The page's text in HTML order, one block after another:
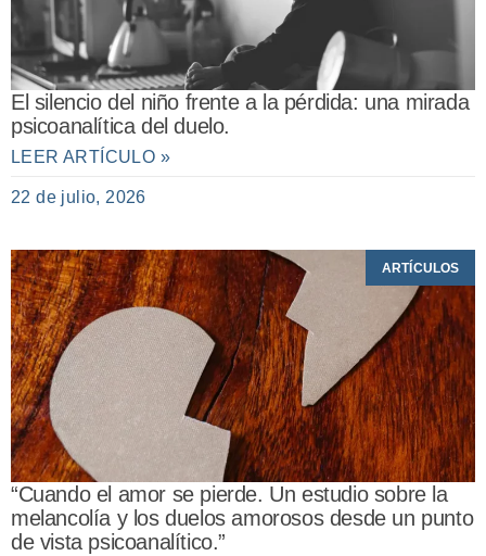
El silencio del niño frente a la pérdida: una mirada
psicoanalítica del duelo.
LEER ARTÍCULO »
22 de julio, 2026
ARTÍCULOS
“Cuando el amor se pierde. Un estudio sobre la
melancolía y los duelos amorosos desde un punto
de vista psicoanalítico.”